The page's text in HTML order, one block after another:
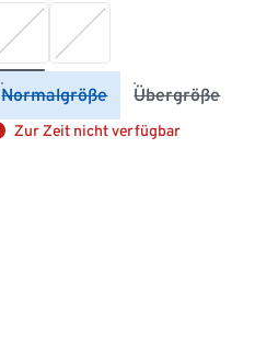
Normalgröße Übergröße
Zur Zeit nicht verfügbar